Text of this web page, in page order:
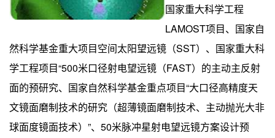
国家重大科学工程
LAMOST项目、国家自
然科学基金重大项目空间太阳望远镜（SST）、国家重大科
学工程项目“500米口径射电望远镜（FAST）的主动主反射
面的预研究、国家自然科学基金重点项目“大口径高精度天
文镜面磨制技术的研究（超薄镜面磨制技术、主动抛光大非
球面度镜面技术） ”、 50米脉冲星射电望远镜方案设计预